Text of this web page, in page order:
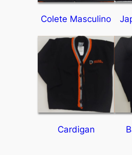
Colete Masculino
Cardigan